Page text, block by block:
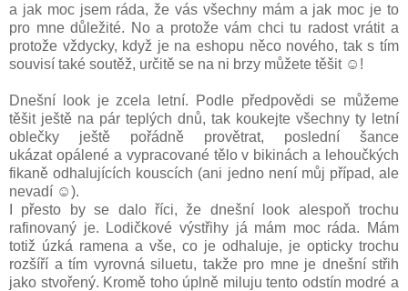
a jak moc jsem ráda, že vás všechny mám a jak moc je to
pro mne důležité. No a protože vám chci tu radost vrátit a
protože vždycky, když je na eshopu něco nového, tak s tím
souvisí také soutěž, určitě se na ni brzy můžete těšit ☺!
Dnešní look je zcela letní. Podle předpovědi se můžeme
těšit ještě na pár teplých dnů, tak koukejte všechny ty letní
oblečky ještě pořádně provětrat, poslední šance
ukázat opálené a vypracované tělo v bikinách a lehoučkých
fikaně odhalujících kouscích (ani jedno není můj případ, ale
nevadí ☺).
I přesto by se dalo říci, že dnešní look alespoň trochu
rafinovaný je. Lodičkové výstřihy já mám moc ráda. Mám
totiž úzká ramena a vše, co je odhaluje, je opticky trochu
rozšíří a tím vyrovná siluetu, takže pro mne je dnešní střih
jako stvořený. Kromě toho úplně miluju tento odstín modré a